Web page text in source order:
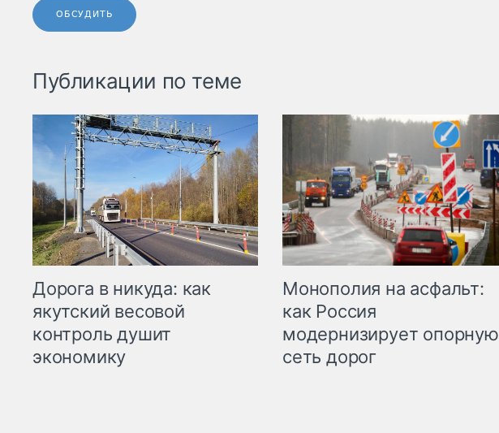
ОБСУДИТЬ
Публикации по теме
Дорога в никуда: как
якутский весовой
контроль душит
экономику
Монополия на асфальт:
как Россия
модернизирует опорную
сеть дорог